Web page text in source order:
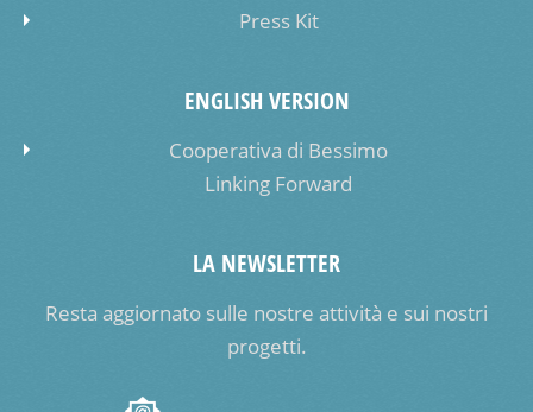
Press Kit
ENGLISH VERSION
Cooperativa di Bessimo
Linking Forward
LA NEWSLETTER
Resta aggiornato sulle nostre attività e sui nostri
progetti.